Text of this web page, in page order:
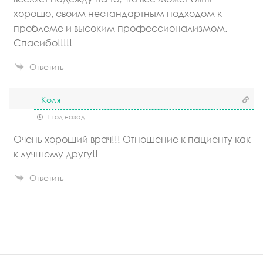
хорошо, своим нестандартным подходом к
проблеме и высоким профессионализмом.
Спасибо!!!!!
Ответить
Коля
1 год назад
Очень хороший врач!!! Отношение к пациенту как
к лучшему другу!!
Ответить